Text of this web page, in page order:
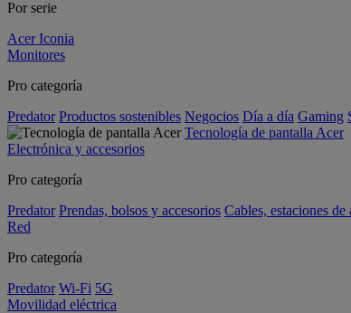
Por serie
Acer Iconia
Monitores
Pro categoría
Predator Productos sostenibles Negocios Día a día Gaming
Tecnología de pantalla Acer
Electrónica y accesorios
Pro categoría
Predator Prendas, bolsos y accesorios Cables, estaciones
Red
Pro categoría
Predator Wi-Fi 5G
Movilidad eléctrica